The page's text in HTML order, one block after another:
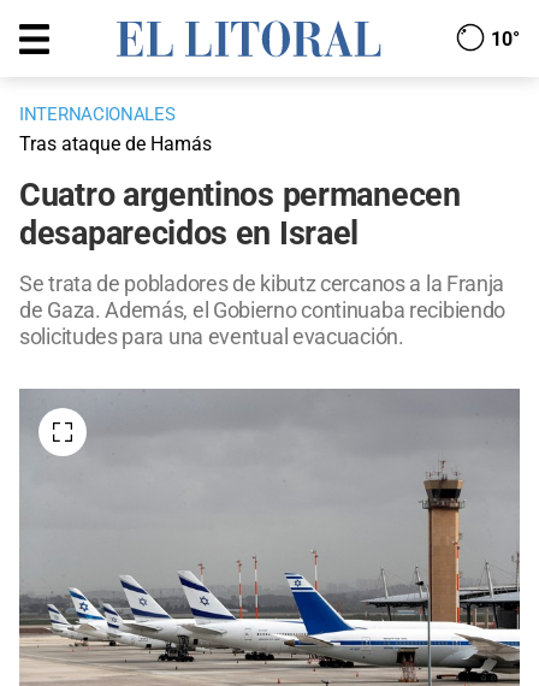
10°
INTERNACIONALES
Tras ataque de Hamás
Cuatro argentinos permanecen
desaparecidos en Israel
Se trata de pobladores de kibutz cercanos a la Franja
de Gaza. Además, el Gobierno continuaba recibiendo
solicitudes para una eventual evacuación.